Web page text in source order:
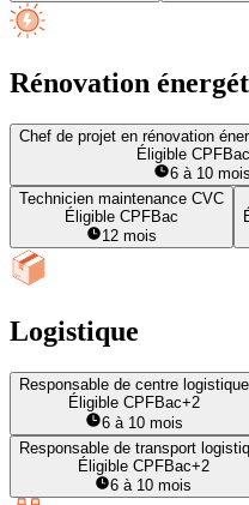
Rénovation
Chef de projet en rénovation
Éligible CPF
6 à 10 mois
Technicien maintenance CVC
Éligible CPFBac
12 mois
Logistique
Responsable de centre logistique
Éligible CPFBac+2
6 à 10 mois
Responsable de transport
Éligible CPFBac+2
6 à 10 mois